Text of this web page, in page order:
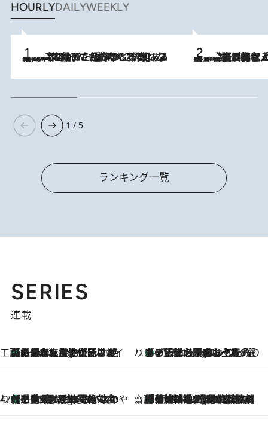
HOURLYDAILYWEEKLY
2026.8.5
【阿川佐和子さんの年とる力】なぜ70代で始めた趣味は“こんなに楽しい”のか？ ピアノ、俳句…スランプに陥っても続けられる“ある秘訣”とは 2026.8.5
【なぜ吉沢亮は「気配を消せる」のか？】興行収入208億の『国宝』を経て挑むミュージカル『ディア・エヴァン・ハンセン』。トップ俳優が舞台上でさらけ出した“孤独”とは
1 / 5
ランキング一覧
SERIES
連載
工藤まやのおもてなしハワイ
7 Hours Ago
【ハワイ土産】ローカルの絶大な支持で復活！ 絶品の幻クッキー《元ファンの日本人女性が受け継いだ名店》 ハワイ賢者 リサのお気に入りリスト7 Hours Ago
あの伝説の限定トートも！ リニューアルした「ディーン＆デルーカ ハワイ」で必須のお土産8選
47都道府県の手みやげ ひんやりスイーツで夏を満喫
7 Hours Ago
【三重県】この夏絶対食べたい 冷やしておいしいおやつ3選 お餅×アイスの新感覚スイーツ 齋藤 薫 美容脳ルネサンス
7 Hours Ago
「荷物が増えるほど旅ストレスは増す」美容ジャーナリストがたどり着いた最終結論。“化粧品を劇的に減らす”感動の凝縮美容とは